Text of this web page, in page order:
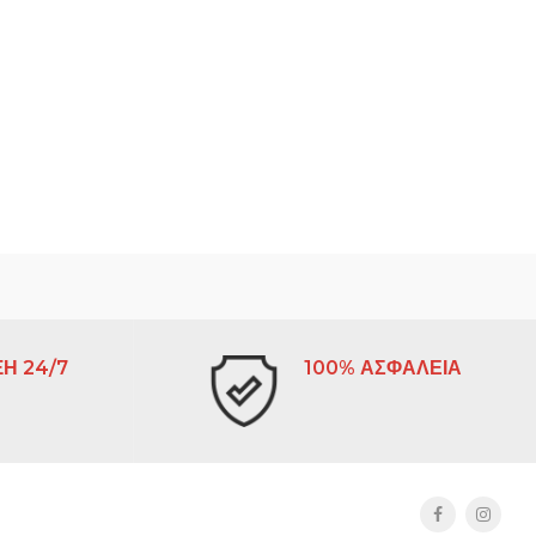
24/7 100% ΑΣΦΑΛΕΙΑ